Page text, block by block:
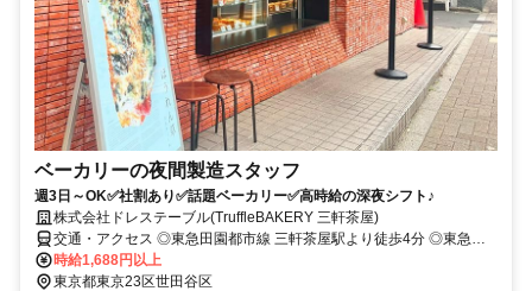
ベーカリーの夜間製造スタッフ
週3日～OK✅社割あり✅話題ベーカリー✅高時給の深夜シフト♪
株式会社ドレステーブル(TruffleBAKERY 三軒茶屋)
交通・アクセス ◎東急田園都市線 三軒茶屋駅より徒歩4分 ◎東急世
田谷線 三軒茶屋駅より徒歩4分
時給1,688円以上
東京都東京23区世田谷区